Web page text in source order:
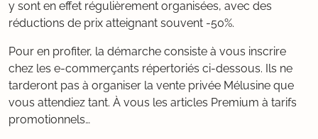
y sont en effet régulièrement organisées, avec des
réductions de prix atteignant souvent -50%.
Pour en profiter, la démarche consiste à vous inscrire
chez les e-commerçants répertoriés ci-dessous. Ils ne
tarderont pas à organiser la vente privée Mélusine que
vous attendiez tant. À vous les articles Premium à tarifs
promotionnels…